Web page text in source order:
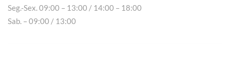
Seg.-Sex. 09:00 – 13:00 / 14:00 – 18:00
Sab. – 09:00 / 13:00